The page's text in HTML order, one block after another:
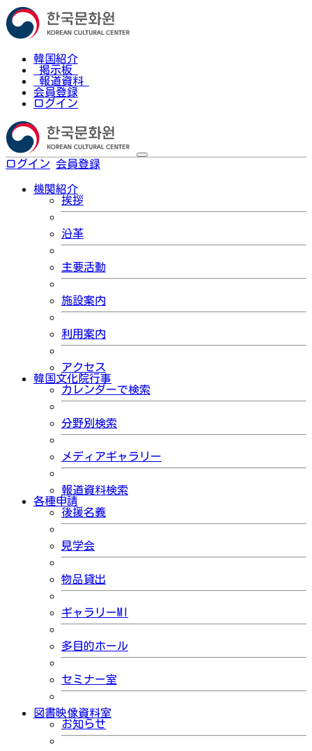
韓国紹介
掲示板
報道資料
会員登録
ログイン
ログイン 会員登録
機関紹介
挨拶
沿革
主要活動
施設案内
利用案内
アクセス
韓国文化院行事
カレンダーで検索
分野別検索
メディアギャラリー
報道資料検索
各種申請
後援名義
見学会
物品貸出
ギャラリーMI
多目的ホール
セミナー室
図書映像資料室
お知らせ